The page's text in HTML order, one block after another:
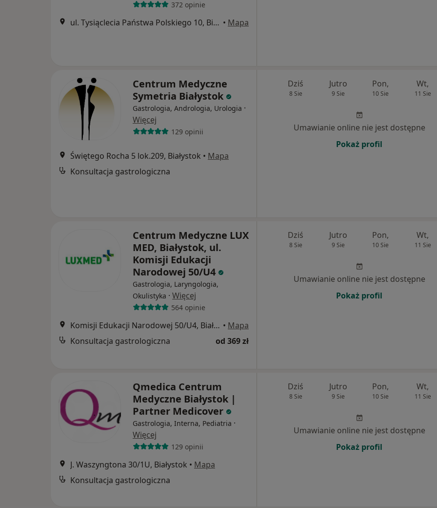
372 opinie
ul. Tysiąclecia Państwa Polskiego 10, Białystok • Mapa
Centrum Medyczne
Symetria Białystok
Gastrologia, Andrologia, Urologia ·
Więcej
129 opinii
Świętego Rocha 5 lok.209, Białystok • Mapa
Konsultacja gastrologiczna
Dziś
8 Sie
Jutro
9 Sie
Pon,
10 Sie
Wt,
11 Sie
Umawianie online nie jest dostępne
Pokaż profil
Centrum Medyczne LUX
MED, Białystok, ul.
Komisji Edukacji
Narodowej 50/U4
Gastrologia, Laryngologia,
Okulistyka · Więcej
564 opinie
Komisji Edukacji Narodowej 50/U4, Białystok • Mapa
Konsultacja gastrologiczna
od 369 zł
Dziś
8 Sie
Jutro
9 Sie
Pon,
10 Sie
Wt,
11 Sie
Umawianie online nie jest dostępne
Pokaż profil
Qmedica Centrum
Medyczne Białystok |
Partner Medicover
Gastrologia, Interna, Pediatria ·
Więcej
129 opinii
J. Waszyngtona 30/1U, Białystok • Mapa
Konsultacja gastrologiczna
Dziś
8 Sie
Jutro
9 Sie
Pon,
10 Sie
Wt,
11 Sie
Umawianie online nie jest dostępne
Pokaż profil